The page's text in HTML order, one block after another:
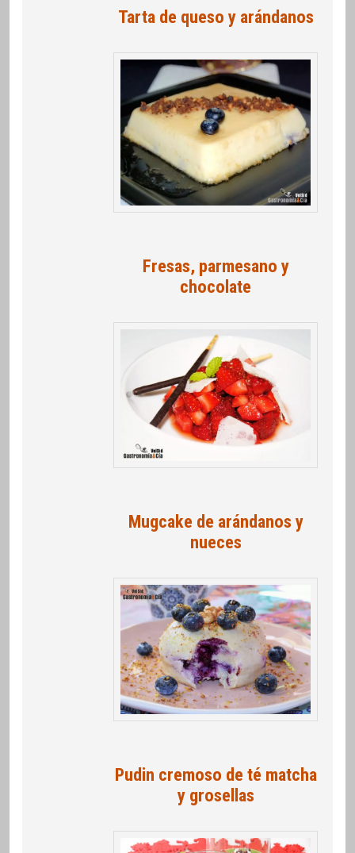
Tarta de queso y arándanos
Fresas, parmesano y
chocolate
Mugcake de arándanos y
nueces
Pudin cremoso de té matcha
y grosellas